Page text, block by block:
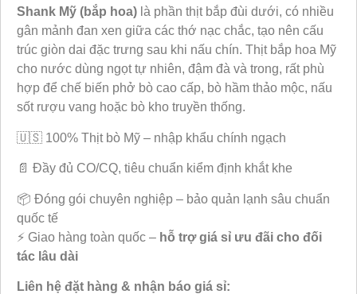
Shank Mỹ (bắp hoa) là phần thịt bắp đùi dưới, có nhiều
gân mảnh đan xen giữa các thớ nạc chắc, tạo nên cấu
trúc giòn dai đặc trưng sau khi nấu chín. Thịt bắp hoa Mỹ
cho nước dùng ngọt tự nhiên, đậm đà và trong, rất phù
hợp để chế biến phở bò cao cấp, bò hầm thảo mộc, nấu
sốt rượu vang hoặc bò kho truyền thống.
🇺🇸 100% Thịt bò Mỹ – nhập khẩu chính ngạch
📄 Đầy đủ CO/CQ, tiêu chuẩn kiểm định khắt khe
📦 Đóng gói chuyên nghiệp – bảo quản lạnh sâu chuẩn
quốc tế
⚡ Giao hàng toàn quốc – hỗ trợ giá sỉ ưu đãi cho đối
tác lâu dài
Liên hệ đặt hàng & nhận báo giá sỉ: